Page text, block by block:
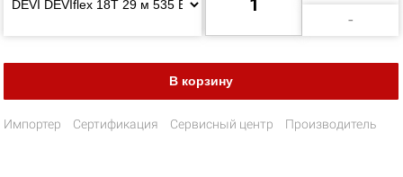
-
Импортер Сертификация Сервисный центр Производитель